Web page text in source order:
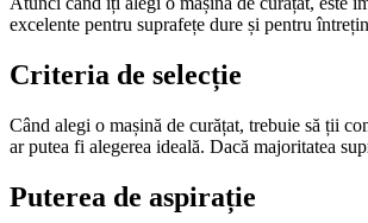
excelente pentru suprafețe dure și pentru
Criteria de selecție
Când alegi o mașină de curățat, trebuie să ții
ar putea fi alegerea ideală. Dacă majoritatea
Puterea de aspirație